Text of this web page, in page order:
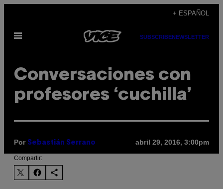
contenido
+ ESPAÑOL
Abrir
SUBSCRIBENEWSLETTER
Conversaciones con
profesores ‘cuchilla’
Por Sebastián Serrano abril 29, 2016, 3:00pm
Compartir: